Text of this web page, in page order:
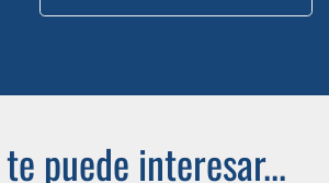
puede interesar...